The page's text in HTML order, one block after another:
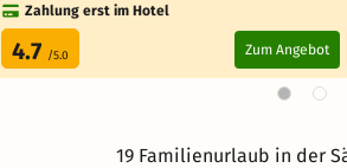
Zahlung erst im Hotel
4.7 /5.0 Zum Angebot
19 Familienurlaub in der